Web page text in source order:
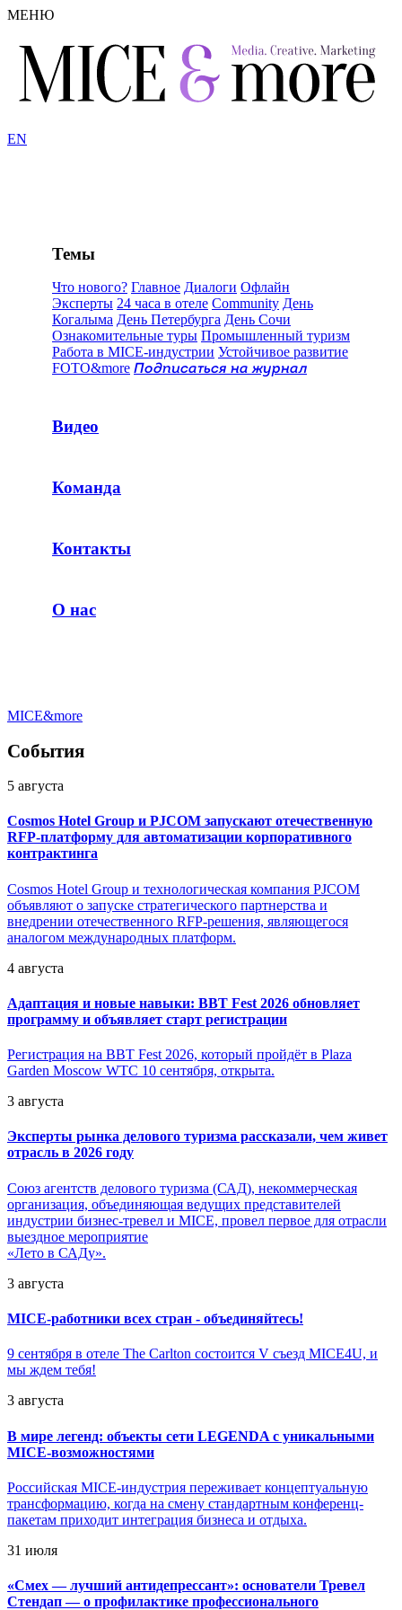
МЕНЮ
EN
Темы
Что нового? Главное Диалоги Офлайн
Эксперты 24 часа в отеле Community День
Когалыма День Петербурга День Сочи
Ознакомительные туры Промышленный туризм
Работа в MICE-индустрии Устойчивое развитие
FOTO&more Подписаться на журнал
Видео
Команда
Контакты
О нас
MICE&more
События
5 августа
Cosmos Hotel Group и PJCOM запускают отечественную
RFP-платформу для автоматизации корпоративного
контрактинга
Cosmos Hotel Group и технологическая компания PJCOM
объявляют о запуске стратегического партнерства и
внедрении отечественного RFP-решения, являющегося
аналогом международных платформ.
4 августа
Адаптация и новые навыки: BBT Fest 2026 обновляет
программу и объявляет старт регистрации
Регистрация на BBT Fest 2026, который пройдёт в Plaza
Garden Moscow WTC 10 сентября, открыта.
3 августа
Эксперты рынка делового туризма рассказали, чем живет
отрасль в 2026 году
Союз агентств делового туризма (САД), некоммерческая
организация, объединяющая ведущих представителей
индустрии бизнес-тревел и MICE, провел первое для отрасли
выездное мероприятие
«Лето в САДу».
3 августа
MICE-работники всех стран - объединяйтесь!
9 сентября в отеле The Carlton состоится V съезд MICE4U, и
мы ждем тебя!
3 августа
В мире легенд: объекты сети LEGENDA с уникальными
MICE-возможностями
Российская MICE-индустрия переживает концептуальную
трансформацию, когда на смену стандартным конференц-
пакетам приходит интеграция бизнеса и отдыха.
31 июля
«Смех — лучший антидепрессант»: основатели Тревел
Стендап — о профилактике профессионального